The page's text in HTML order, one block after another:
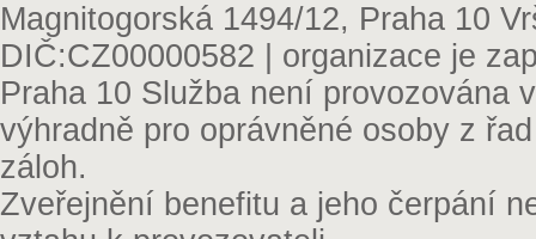
Magnitogorská 1494/12, Praha 10
DIČ:CZ00000582 | organizace je
Praha 10 Služba není provozována
výhradně pro oprávněné osoby z
záloh.
Zveřejnění benefitu a jeho čerpání